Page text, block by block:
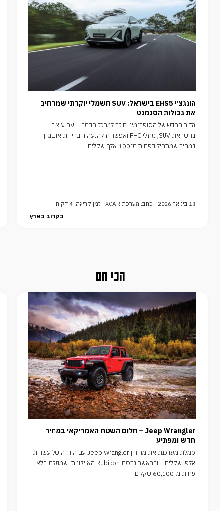
הונגצ׳י EHS5 בישראל: SUV חשמלי יוקרתי שמרחיב
את גבולות הסגמנט
הדור החדש של הסופר־מיני חוזר למרכז הבמה – עם עיצוב
בהשראת SUV, מתלי PHC ואפשרות להנעה היברידית או בנזין
במחיר שמתחיל בפחות מ־100 אלף שקלים
18 בינואר 2026 כתב: מערכת XCAR
זמן קריאה: 4 דקות
בקרוב בארץ
הכי חם
Jeep Wrangler – חלום השטח האמריקאי במחיר
חדש ומפתיע
סמלת מעדכנת את מחירון Jeep Wrangler עם הורדה של עשרות
אלפי שקלים – ובראשה גרסת Rubicon האייקונית, שמוזלת בלא
פחות מ־60,000 שקלים!